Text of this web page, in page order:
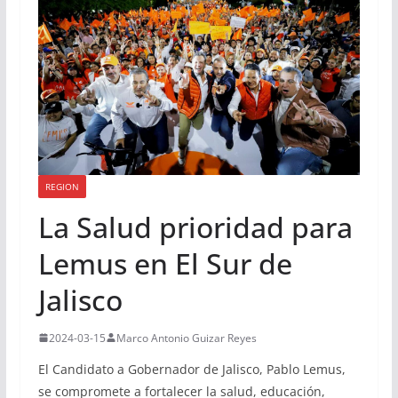
REGION
La Salud prioridad para
Lemus en El Sur de
Jalisco
2024-03-15 Marco Antonio Guizar Reyes
El Candidato a Gobernador de Jalisco, Pablo Lemus,
se compromete a fortalecer la salud, educación,